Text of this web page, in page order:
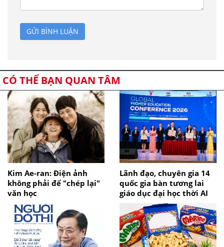
GỬI BÌNH LUẬN
CÓ THỂ BẠN QUAN TÂM
Kim Ae-ran: Điện ảnh
không phải để "chép lại"
văn học
Lãnh đạo, chuyên gia 14
quốc gia bàn tương lai
giáo dục đại học thời AI